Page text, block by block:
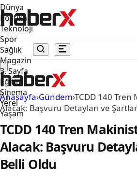
Dünya
Politika
Teknoloji
Spor
Sağlık
Magazin
3. Sayfa
Eğitim
Sinema
Yerel
Yaşam
Anasayfa›Gündem›TCDD 140
Alacak: Başvuru Detayları ve
TCDD 140 Tren
Alacak: Başvuru
Belli Oldu